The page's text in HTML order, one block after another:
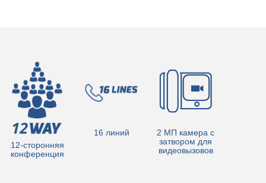
12-сторонняя
конференция
16 линий
2 МП камера с
затвором для
видеовызовов